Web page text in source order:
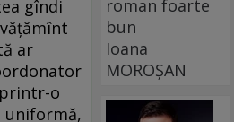
gîndi
ar
o
uniformă,
roman foarte
bun
Ioana
MOROȘAN